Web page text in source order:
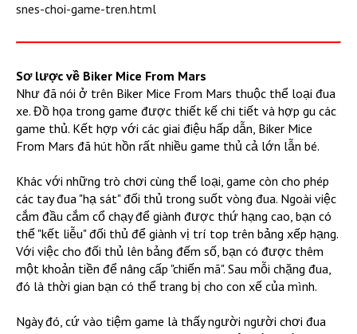
snes-choi-game-tren.html
Sơ lược về Biker Mice From Mars
Như đã nói ở trên Biker Mice From Mars thuộc thể loại đua
xe. Đồ họa trong game được thiết kế chi tiết và hợp gu các
game thủ. Kết hợp với các giai điệu hấp dẫn, Biker Mice
From Mars đã hút hồn rất nhiều game thủ cả lớn lẫn bé.
Khác với những trò chơi cùng thể loại, game còn cho phép
các tay đua "hạ sát" đối thủ trong suốt vòng đua. Ngoài việc
cắm đầu cắm cổ chạy để giành được thứ hạng cao, bạn có
thể "kết liễu" đối thủ để giành vị trí top trên bảng xếp hạng.
Với việc cho đối thủ lên bảng đếm số, bạn có được thêm
một khoản tiền để nâng cấp "chiến mã". Sau mỗi chặng đua,
đó là thời gian bạn có thể trang bị cho con xế của mình.
Ngày đó, cứ vào tiệm game là thấy người người chơi đua